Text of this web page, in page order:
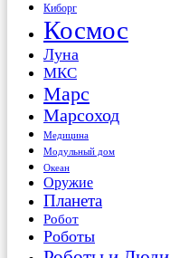
Киборг
Космос
Луна
МКС
Марс
Марсоход
Медицина
Модульный дом
Океан
Оружие
Планета
Робот
Роботы